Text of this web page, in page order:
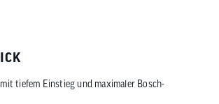
tiefem Einstieg und maximaler Bosch-